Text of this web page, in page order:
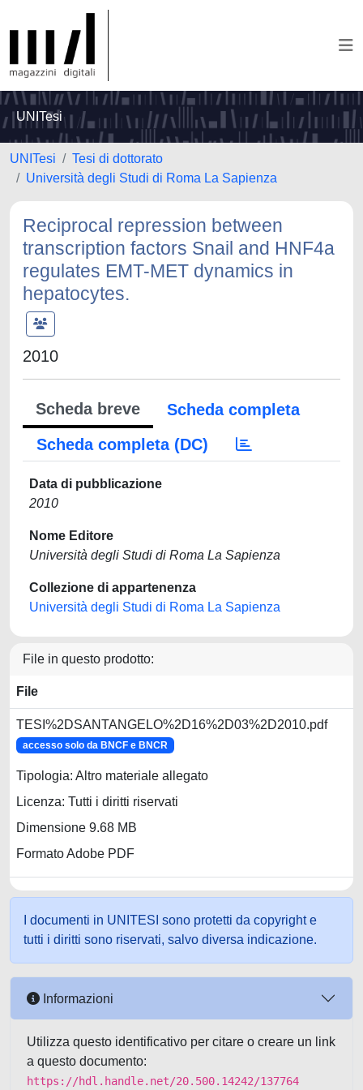
UNITesi
UNITesi
Tesi di dottorato
Università degli Studi di Roma La Sapienza
Reciprocal repression between
transcription factors Snail and HNF4a
regulates EMT-MET dynamics in
hepatocytes.
2010
Scheda breve
Scheda completa
Scheda completa (DC)
Data di pubblicazione
2010
Nome Editore
Università degli Studi di Roma La Sapienza
Collezione di appartenenza
Università degli Studi di Roma La Sapienza
File in questo prodotto:
File
TESI%2DSANTANGELO%2D16%2D03%2D2010.pdf
accesso solo da BNCF e BNCR
Tipologia: Altro materiale allegato
Licenza: Tutti i diritti riservati
Dimensione 9.68 MB
Formato Adobe PDF
I documenti in UNITESI sono protetti da copyright e
tutti i diritti sono riservati, salvo diversa indicazione.
Informazioni
Utilizza questo identificativo per citare o creare un link
a questo documento:
https://hdl.handle.net/20.500.14242/137764